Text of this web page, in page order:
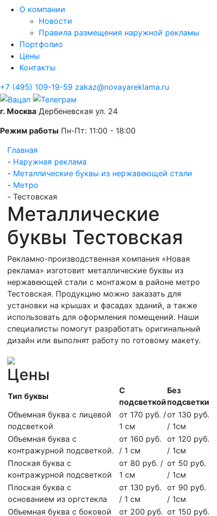
О компании
Новости
Правила размещения наружной рекламы
Портфолио
Цены
Контакты
+7 (495) 109-19-59 zakaz@novayareklama.ru
г. Москва Дербеневская ул. 24
Режим работы Пн-Пт: 11:00 - 18:00
Главная
- Наружная реклама
- Металлические буквы из нержавеющей стали
- Метро
- Тестовская
Металлические
буквы Тестовская
Рекламно-производственная компания «Новая
реклама» изготовит металлические буквы из
нержавеющей стали с монтажом в районе метро
Тестовская. Продукцию можно заказать для
установки на крышах и фасадах зданий, а также
использовать для оформления помещений. Наши
специалисты помогут разработать оригинальный
дизайн или выполнят работу по готовому макету.
Цены
Тип буквы
С
подсветкой
Без
подсветки
Объемная буква с лицевой
подсветкой
от 170 руб. /
1 см
от 130 руб.
/ 1см
Объемная буква с
контражурной подсветкой.
от 160 руб.
/ 1 см
от 120 руб.
/ 1см
Плоская буква с
контражурной подсветкой
от 80 руб. /
1 см
от 50 руб.
/ 1см
Плоская буква с
основанием из оргстекла
от 130 руб.
/ 1 см
от 90 руб.
/ 1см
Объемная буква с боковой
от 200 руб. от 150 руб.